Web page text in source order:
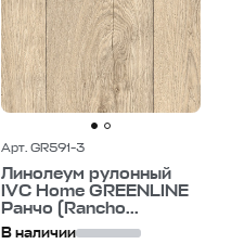
Арт. GR591-3
Линолеум рулонный
IVC Home GREENLINE
Ранчо (Rancho...
В наличии